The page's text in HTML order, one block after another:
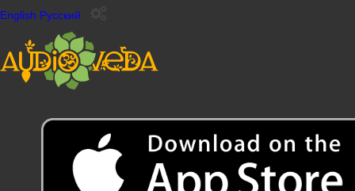
English Русский